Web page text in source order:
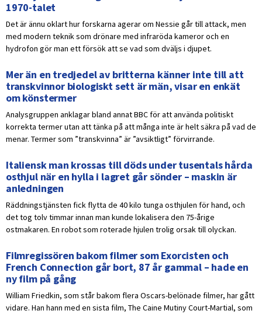
1970-talet
Det är ännu oklart hur forskarna agerar om Nessie går till attack, men
med modern teknik som drönare med infraröda kameror och en
hydrofon gör man ett försök att se vad som dväljs i djupet.
Mer än en tredjedel av britterna känner inte till att
transkvinnor biologiskt sett är män, visar en enkät
om könstermer
Analysgruppen anklagar bland annat BBC för att använda politiskt
korrekta termer utan att tänka på att många inte är helt säkra på vad de
menar. Termer som ”transkvinna” är ”avsiktligt” förvirrande.
Italiensk man krossas till döds under tusentals hårda
osthjul när en hylla i lagret går sönder – maskin är
anledningen
Räddningstjänsten fick flytta de 40 kilo tunga osthjulen för hand, och
det tog tolv timmar innan man kunde lokalisera den 75-årige
ostmakaren. En robot som roterade hjulen trolig orsak till olyckan.
Filmregissören bakom filmer som Exorcisten och
French Connection går bort, 87 år gammal – hade en
ny film på gång
William Friedkin, som står bakom flera Oscars-belönade filmer, har gått
vidare. Han hann med en sista film, The Caine Mutiny Court-Martial, som